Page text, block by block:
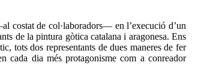
costat de col·laboradors— en l’execució d’un
de la pintura gòtica catalana i aragonesa. Ens
tots dos representants de dues maneres de fer
cada dia més protagonisme com a conreador